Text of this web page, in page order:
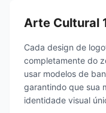
Arte Cultural
Cada design de
completamente do
usar modelos de
garantindo que sua
identidade visual